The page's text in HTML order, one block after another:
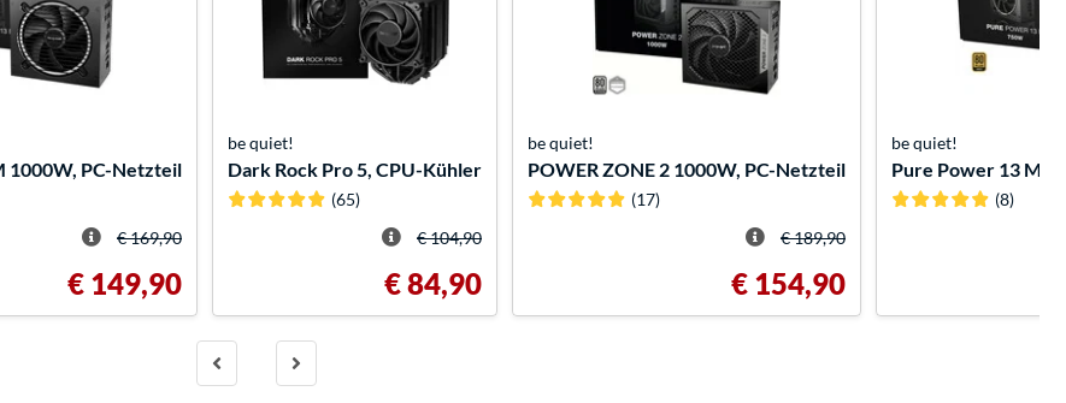
1000W, PC-Netzteil
€ 169,90
€ 149,90
be quiet!
Dark Rock Pro 5, CPU-Kühler
(65)
€ 104,90
€ 84,90
be quiet!
POWER ZONE 2 1000W, PC-Netzteil
(17)
€ 189,90
€ 154,90
be quiet!
Pure Power 13 M
(8)